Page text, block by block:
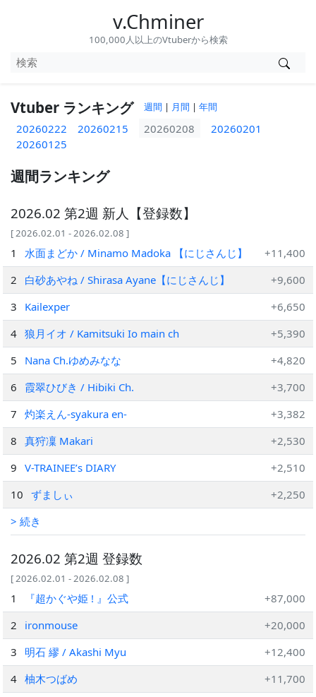
v.Chminer
100,000人以上のVtuberから検索
Vtuber ランキング 週間 | 月間 | 年間
20260222 20260215 20260208
20260201
20260125
週間ランキング
2026.02 第2週 新人【登録数】
[ 2026.02.01 - 2026.02.08 ]
1 水面まどか / Minamo Madoka 【にじさんじ】
+11,400
2
白砂あやね / Shirasa Ayane【にじさんじ】
+9,600
3
Kailexper
+6,650
4 狼月イオ / Kamitsuki Io main ch
+5,390
5
Nana Ch.ゆめみなな
+4,820
6
霞翠ひびき / Hibiki Ch.
+3,700
7
灼楽えん-syakura en-
+3,382
8
真狩凜 Makari
+2,530
9
V-TRAINEE’s DIARY
+2,510
10
ずましぃ
+2,250
> 続き
2026.02 第2週 登録数
[ 2026.02.01 - 2026.02.08 ]
1 『超かぐや姫 ! 』公式
+87,000
2
ironmouse
+20,000
3
明石 繆 / Akashi Myu
+12,400
4 柚木つばめ
+11,700